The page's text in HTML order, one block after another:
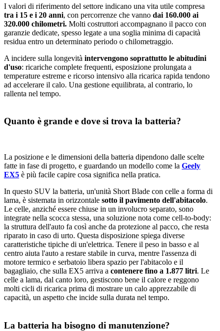
I valori di riferimento del settore indicano una vita utile compresa
tra i 15 e i 20 anni, con percorrenze che vanno dai 160.000 ai
320.000 chilometri. Molti costruttori accompagnano il pacco con
garanzie dedicate, spesso legate a una soglia minima di capacità
residua entro un determinato periodo o chilometraggio.
A incidere sulla longevità intervengono soprattutto le abitudini
d'uso: ricariche complete frequenti, esposizione prolungata a
temperature estreme e ricorso intensivo alla ricarica rapida tendono
ad accelerare il calo. Una gestione equilibrata, al contrario, lo
rallenta nel tempo.
Quanto è grande e dove si trova la batteria?
La posizione e le dimensioni della batteria dipendono dalle scelte
fatte in fase di progetto, e guardando un modello come la Geely
EX5 è più facile capire cosa significa nella pratica.
In questo SUV la batteria, un'unità Short Blade con celle a forma di
lama, è sistemata in orizzontale sotto il pavimento dell'abitacolo.
Le celle, anziché essere chiuse in un involucro separato, sono
integrate nella scocca stessa, una soluzione nota come cell-to-body:
la struttura dell'auto fa così anche da protezione al pacco, che resta
riparato in caso di urto. Questa disposizione spiega diverse
caratteristiche tipiche di un'elettrica. Tenere il peso in basso e al
centro aiuta l'auto a restare stabile in curva, mentre l'assenza di
motore termico e serbatoio libera spazio per l'abitacolo e il
bagagliaio, che sulla EX5 arriva a contenere fino a 1.877 litri. Le
celle a lama, dal canto loro, gestiscono bene il calore e reggono
molti cicli di ricarica prima di mostrare un calo apprezzabile di
capacità, un aspetto che incide sulla durata nel tempo.
La batteria ha bisogno di manutenzione?